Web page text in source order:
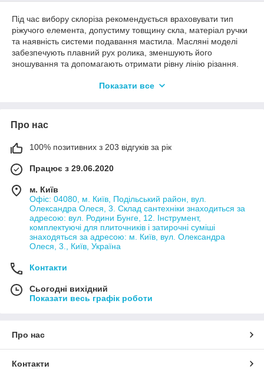
Під час вибору склоріза рекомендується враховувати тип
ріжучого елемента, допустиму товщину скла, матеріал ручки
та наявність системи подавання мастила. Масляні моделі
забезпечують плавний рух ролика, зменшують його
зношування та допомагають отримати рівну лінію різання.
та забруднень. Різання слід виконувати одним рівномірним
Показати все
Про нас
100% позитивних з 203 відгуків за рік
Працює з 29.06.2020
м. Київ
Офіс: 04080, м. Київ, Подільський район, вул.
Олександра Олеся, 3. Склад сантехніки знаходиться за
адресою: вул. Родини Бунге, 12. Інструмент,
комплектуючі для плиточників і затирочні суміші
знаходяться за адресою: м. Київ, вул. Олександра
Олеся, 3., Київ, Україна
Контакти
Сьогодні вихідний
Показати весь графік роботи
Про нас
Контакти